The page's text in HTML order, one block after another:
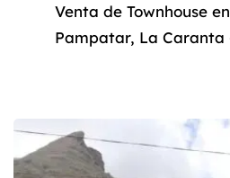
Venta de Townhouse en
Pampatar, La Caranta
Townhouse Remodelado
Pampatar, La Caranta
con un hogar donde el